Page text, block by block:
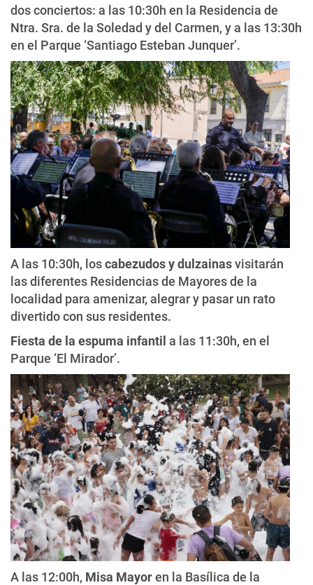
dos conciertos: a las 10:30h en la Residencia de
Ntra. Sra. de la Soledad y del Carmen, y a las 13:30h
en el Parque ‘Santiago Esteban Junquer’.
A las 10:30h, loscabezudos y dulzainasvisitarán
las diferentes Residencias de Mayores de la
localidad para amenizar, alegrar y pasar un rato
divertido con sus residentes.
Fiesta de la espuma infantil a las 11:30h, en el
Parque ‘El Mirador’.
A las 12:00h, Misa Mayoren la Basílica de la